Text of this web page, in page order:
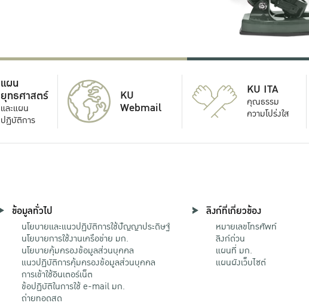
แผน
ยุทธศาสตร์
และแผน
ปฏิบัติการ
KU
Webmail
KU ITA
คุณธรรม
ความโปร่งใส
ข้อมูลทั่วไป
นโยบายและแนวปฏิบัติการใช้ปัญญาประดิษฐ์
นโยบายการใช้งานเครือข่าย มก.
นโยบายคุ้มครองข้อมูลส่วนบุคคล
แนวปฏิบัติการคุ้มครองข้อมูลส่วนบุคคล
การเข้าใช้อินเตอร์เน็ต
ข้อปฏิบัติในการใช้ e-mail มก.
ถ่ายทอดสด
ลิงก์ที่เกี่ยวข้อง
หมายเลขโทรศัพท์
ลิงก์ด่วน
แผนที่ มก.
แผนผังเว็บไซต์